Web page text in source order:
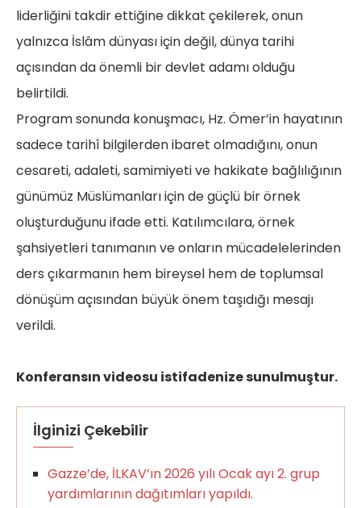
liderliğini takdir ettiğine dikkat çekilerek, onun
yalnızca İslâm dünyası için değil, dünya tarihi
açısından da önemli bir devlet adamı olduğu
belirtildi.
Program sonunda konuşmacı, Hz. Ömer’in hayatının
sadece tarihî bilgilerden ibaret olmadığını, onun
cesareti, adaleti, samimiyeti ve hakikate bağlılığının
günümüz Müslümanları için de güçlü bir örnek
oluşturduğunu ifade etti. Katılımcılara, örnek
şahsiyetleri tanımanın ve onların mücadelelerinden
ders çıkarmanın hem bireysel hem de toplumsal
dönüşüm açısından büyük önem taşıdığı mesajı
verildi.
Konferansın videosu istifadenize sunulmuştur.
İlginizi Çekebilir
Gazze’de, İLKAV’ın 2026 yılı Ocak ayı 2. grup
yardımlarının dağıtımları yapıldı.